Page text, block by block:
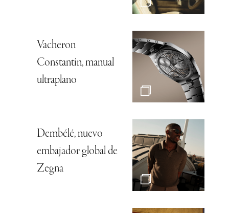
Vacheron
Constantin, manual
ultraplano
Dembélé, nuevo
embajador global de
Zegna